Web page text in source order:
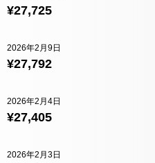
¥27,725
¥27,792
2026年2月9日
¥27,405
2026年2月4日
2026年2月3日